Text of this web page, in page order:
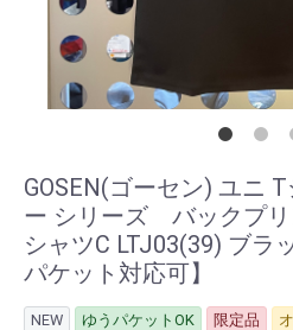
GOSEN(ゴーセン) ユニ
ー シリーズ バックプリ
シャツC LTJ03(39) ブラ
パケット対応可】
NEW ゆうパケットOK 限定品